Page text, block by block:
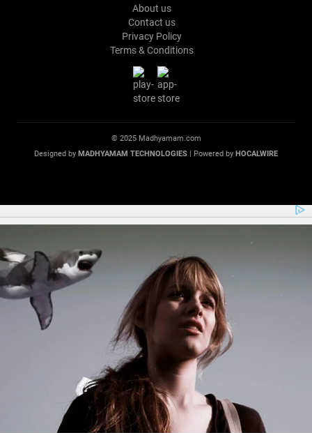
About us
Contact us
Privacy Policy
Terms & Conditions
© 2025 Madhyamam.com
Designed by MADHYAMAM TECHNOLOGIES | Powered by HOCALWIRE